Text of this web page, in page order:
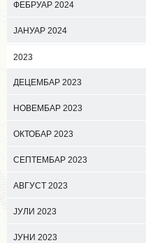
ФЕБРУАР 2024
ЈАНУАР 2024
2023
ДЕЦЕМБАР 2023
НОВЕМБАР 2023
ОКТОБАР 2023
СЕПТЕМБАР 2023
АВГУСТ 2023
ЈУЛИ 2023
ЈУНИ 2023